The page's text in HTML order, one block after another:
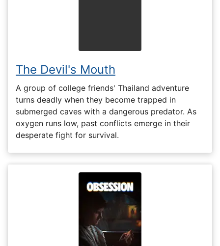
The Devil's Mouth
A group of college friends' Thailand adventure
turns deadly when they become trapped in
submerged caves with a dangerous predator. As
oxygen runs low, past conflicts emerge in their
desperate fight for survival.